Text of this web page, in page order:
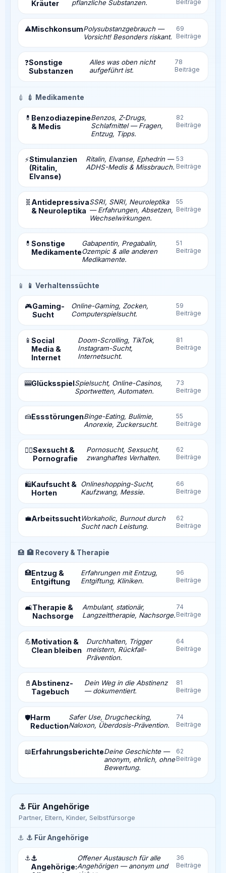
Kräuter
pflanzliche Substanzen.
Beiträge
⚠️MischkonsumPolysubstanzgebrauch —
Vorsicht! Besonders riskant.
69
Beiträge
❓Sonstige
Substanzen
Alles was oben nicht
aufgeführt ist.
78
Beiträge
💉 💉 Medikamente
💊 Benzodiazepine
& Medis
Benzos, Z-Drugs,
Schlafmittel — Fragen,
Entzug, Tipps.
82
Beiträge
⚡Stimulanzien
(Ritalin,
Elvanse)
Ritalin, Elvanse, Ephedrin —
ADHS-Medis & Missbrauch.
53
Beiträge
🧬 Antidepressiva
& Neuroleptika
SSRI, SNRI, Neuroleptika
— Erfahrungen, Absetzen,
Wechselwirkungen.
55
Beiträge
💊 Sonstige
Medikamente
Gabapentin, Pregabalin,
Ozempic & alle anderen
Medikamente.
51
Beiträge
📱 📱 Verhaltenssüchte
🎮Gaming-
Sucht
Online-Gaming, Zocken,
Computerspielsucht.
59
Beiträge
📱 Social
Media &
Internet
Doom-Scrolling, TikTok,
Instagram-Sucht,
Internetsucht.
81
Beiträge
🎰GlücksspielSpielsucht, Online-Casinos,
Sportwetten, Automaten.
73
Beiträge
🍰EssstörungenBinge-Eating, Bulimie,
Anorexie, Zuckersucht.
55
Beiträge
❤️‍🔥Sexsucht &
Pornografie
Pornosucht, Sexsucht,
zwanghaftes Verhalten.
62
Beiträge
🛍️Kaufsucht &
Horten
Onlineshopping-Sucht,
Kaufzwang, Messie.
66
Beiträge
💼ArbeitssuchtWorkaholic, Burnout durch
Sucht nach Leistung.
62
Beiträge
🏥 🏥 Recovery & Therapie
🏥Entzug &
Entgiftung
Erfahrungen mit Entzug,
Entgiftung, Kliniken.
96
Beiträge
🛋️Therapie &
Nachsorge
Ambulant, stationär,
Langzeittherapie, Nachsorge.
74
Beiträge
💪Motivation &
Clean bleiben
Durchhalten, Trigger
meistern, Rückfall-
Prävention.
64
Beiträge
📓 Abstinenz-
Tagebuch
Dein Weg in die Abstinenz
— dokumentiert.
81
Beiträge
🛡️Harm
Reduction
Safer Use, Drugchecking,
Naloxon, Überdosis-Prävention.
74
Beiträge
📖ErfahrungsberichteDeine Geschichte —
anonym, ehrlich, ohne
Bewertung.
62
Beiträge
⚓ Für Angehörige
Partner, Eltern, Kinder, Selbstfürsorge
⚓ ⚓ Für Angehörige
⚓⚓
Angehörige:
Offener Austausch für alle
Angehörigen — anonym und
36
Beiträge